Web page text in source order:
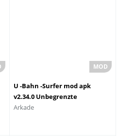
U -Bahn -Surfer mod apk
v2.34.0 Unbegrenzte
Charaktere Geld und
Arkade